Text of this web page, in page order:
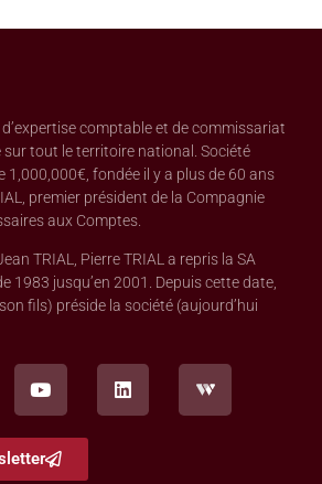
comptable et de commissariat
tout le territoire national. Société
1,000,000€, fondée il y a plus de 60 ans
premier président de la Compagnie
aux Comptes.
TRIAL, Pierre TRIAL a repris la SA
1983 jusqu’en 2001. Depuis cette date,
fils) préside la société (aujourd’hui